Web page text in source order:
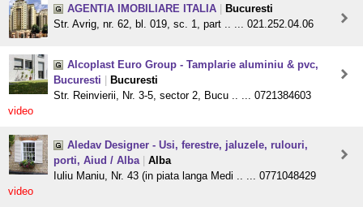
AGENTIA IMOBILIARE ITALIA
Bucuresti
Str. Avrig, nr. 62, bl. 019, sc. 1, part .. ... 021.252.04.06
Alcoplast Euro Group - Tamplarie aluminiu & pvc,
Bucuresti
Bucuresti
Str. Reinvierii, Nr. 3-5, sector 2, Bucu .. ... 0721384603
video
Aledav Designer - Usi, ferestre, jaluzele, rulouri,
porti, Aiud / Alba
Alba
Iuliu Maniu, Nr. 43 (in piata langa Medi .. ... 0771048429
video